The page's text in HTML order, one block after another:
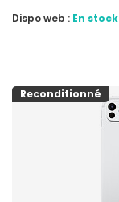
Dispo web : En stock
Reconditionné